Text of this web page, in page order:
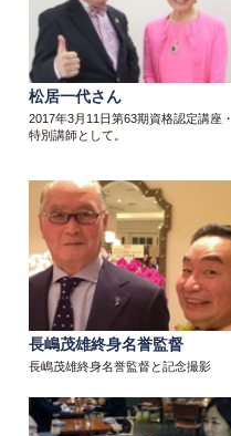
松居一代さん
2017年3月11日第63期資格認定講座・
特別講師として。
長嶋茂雄終身名誉監督
長嶋茂雄終身名誉監督と記念撮影